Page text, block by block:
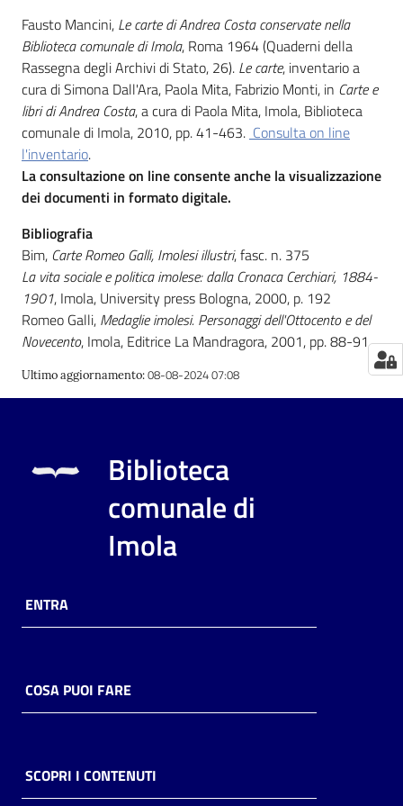
Catalogo
Eventi
Chiedi al
bibliotecario
Avvisi
Fausto Mancini, Le carte di Andrea Costa conservate nella
Biblioteca comunale di Imola, Roma 1964 (Quaderni della
Rassegna degli Archivi di Stato, 26). Le carte, inventario a
cura di Simona Dall'Ara, Paola Mita, Fabrizio Monti, in Carte e
libri di Andrea Costa, a cura di Paola Mita, Imola, Biblioteca
comunale di Imola, 2010, pp. 41-463. Consulta on line
l'inventario.
La consultazione on line consente anche la visualizzazione
dei documenti in formato digitale.
Bibliografia
Bim, Carte Romeo Galli, Imolesi illustri, fasc. n. 375
La vita sociale e politica imolese: dalla Cronaca Cerchiari, 1884-
1901, Imola, University press Bologna, 2000, p. 192
Romeo Galli, Medaglie imolesi. Personaggi dell'Ottocento e del
Novecento, Imola, Editrice La Mandragora, 2001, pp. 88-91
Ultimo aggiornamento:08-08-2024 07:08
Biblioteca
comunale di
Imola
ENTRA
COSA PUOI FARE
SCOPRI I CONTENUTI